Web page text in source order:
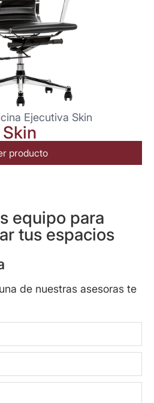
Ejecutiva Skin
Skin
producto
equipo para
tus espacios
de nuestras asesoras te